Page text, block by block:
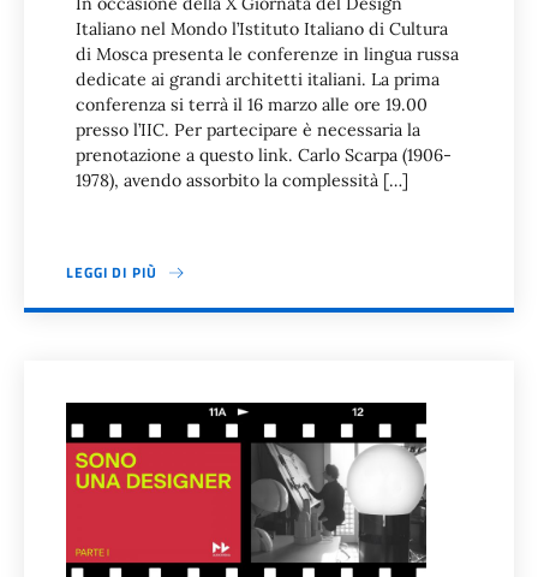
Italiano nel Mondo l’Istituto Italiano di Cultura
di Mosca presenta le conferenze in lingua russa
dedicate ai grandi architetti italiani. La prima
conferenza si terrà il 16 marzo alle ore 19.00
presso l’IIC. Per partecipare è necessaria la
prenotazione a questo link. Carlo Scarpa (1906-
1978), avendo assorbito la complessità […]
LEGGI DI PIÙ